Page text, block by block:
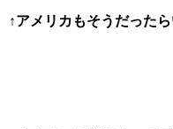
↑アメリカもそうだったら